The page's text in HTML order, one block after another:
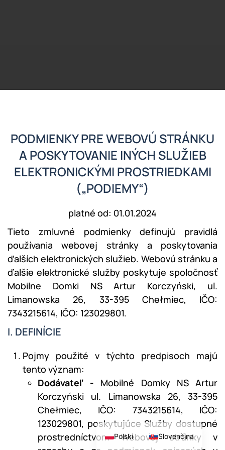
PODMIENKY PRE WEBOVÚ STRÁNKU
A POSKYTOVANIE INÝCH SLUŽIEB
ELEKTRONICKÝMI PROSTRIEDKAMI
(„PODIEMY“)
platné od: 01.01.2024
Tieto zmluvné podmienky definujú pravidlá
používania webovej stránky a poskytovania
ďalších elektronických služieb. Webovú stránku a
ďalšie elektronické služby poskytuje spoločnosť
Mobilne Domki NS Artur Korczyński, ul.
Limanowska 26, 33-395 Chełmiec, IČO:
7343215614, IČO: 123029801.
I. DEFINÍCIE
Pojmy použité v týchto predpisoch majú
tento význam:
Dodávateľ - Mobilné Domky NS Artur
Korczyński ul. Limanowska 26, 33-395
Chełmiec, IČO: 7343215614, IČO:
123029801, poskytujúce Služby dostupné
prostredníctvom Webovej stránky v
Polski Slovenčina
Skontaktuj się z nami!